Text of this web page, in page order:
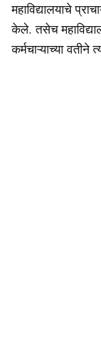
महाविद्यालयाचे
केले. तसेच
कर्मचाऱ्याच्या